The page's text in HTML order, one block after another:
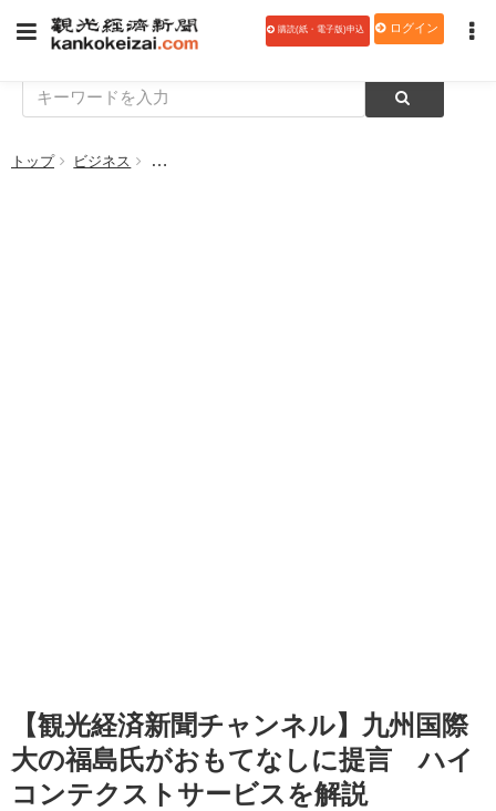
購読(紙・電子版)申込 ログイン
トップ ビジネス 【観光経済新聞チャンネル】九州国際大の福島氏
【観光経済新聞チャンネル】九州国際
大の福島氏がおもてなしに提言 ハイ
コンテクストサービスを解説